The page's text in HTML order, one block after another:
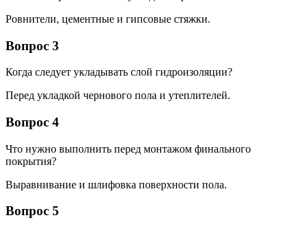
Ровнители, цементные и гипсовые стяжки.
Вопрос 3
Когда следует укладывать слой гидроизоляции?
Перед укладкой чернового пола и утеплителей.
Вопрос 4
Что нужно выполнить перед монтажом финального
покрытия?
Выравнивание и шлифовка поверхности пола.
Вопрос 5